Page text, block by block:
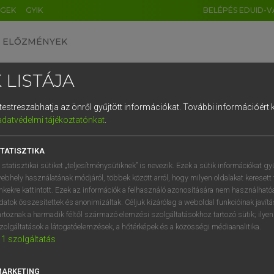
GYIK BELÉPÉS EDUID-
ELŐZMÉNYEK
uniós terminológiai szótár
VAN ELŐFIZETÉSED?
előfizetésem a teljes szócikk
NINCS ELŐFIZETÉSED?
LISTÁJA
az önről gyűjtött információkat. További információért
tájékoztatónkat.
statisztikai sütiket „teljesítménysütiknek” is nevezik. Ezek a sütik információkat
használatának módjáról, többek között arról, hogy milyen oldalakat keresett
kattintott. Ezek az információk a felhasználó azonosítására nem
összesítettek és anonimizáltak. Céljuk kizárólag a weboldal funkcióinak
a harmadik féltől származó elemzési szolgáltatásokhoz tartozó sütik;
a látogatóelemzések, a hőtérképek és a közösségi médiaanalitika.
1 szolgáltatás
DE CN FR ES IT NL
1 2 3 4 5 6 7 8 9
q w e r t z u i
a s d f g h j k l é
í y x c v b n m , .